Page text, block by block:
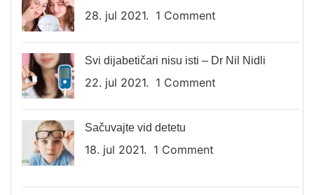
28. jul 2021. 1 Comment
Svi dijabetičari nisu isti – Dr Nil Nidli
22. jul 2021. 1 Comment
Sačuvajte vid detetu
18. jul 2021. 1 Comment